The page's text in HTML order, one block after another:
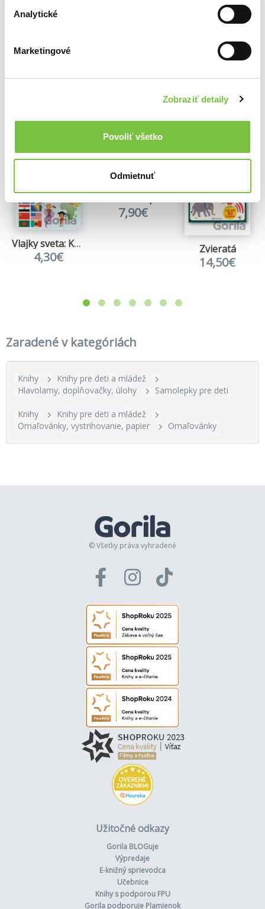
Analytické
Marketingové
Zobraziť detaily
Povoliť všetko
Odmietnuť
Záchranári
2,90€
Svítící samolepky Doprava
4,80€
Ďalšie z kategórie Samolepky pre deti
Vlajky sveta: Kniha s nálepkami
4,30€
Červená Čiapočka
7,90€
Zvieratá
14,50€
Zaradené v kategóriách
Knihy
Knihy pre deti a mládež
Hlavolamy, doplňovačky, úlohy
Samolepky pre deti
Knihy
Knihy pre deti a mládež
Omaľovánky, vystrihovanie, papier
Omaľovánky
© Všetky práva vyhradené
Užitočné odkazy
Gorila BLOGuje
Výpredaje
E-knižný sprievodca
Učebnice
Knihy s podporou FPU
Gorila podporuje Plamienok